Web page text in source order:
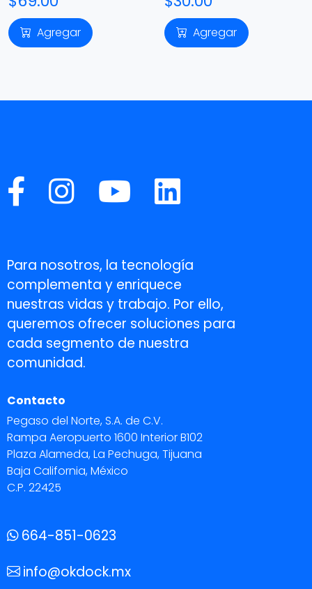
Agregar Agregar
Para nosotros, la tecnología
complementa y enriquece
nuestras vidas y trabajo. Por ello,
queremos ofrecer soluciones para
cada segmento de nuestra
comunidad.
Contacto
Pegaso del Norte, S.A. de C.V.
Rampa Aeropuerto 1600 Interior B102
Plaza Alameda, La Pechuga, Tijuana
Baja California, México
C.P. 22425
664-851-0623
info@okdock.mx